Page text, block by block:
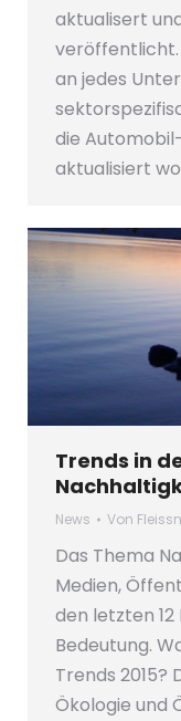
aktualisert
veröffentlicht.
an jedes
die
aktualisiert
Trends in
News Von
Das Thema
Medien,
den letzten
Bedeutung.
Trends 2015?
Ökologie und